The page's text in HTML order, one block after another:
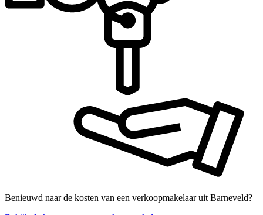
Benieuwd naar de kosten van een verkoopmakelaar uit Barneveld?